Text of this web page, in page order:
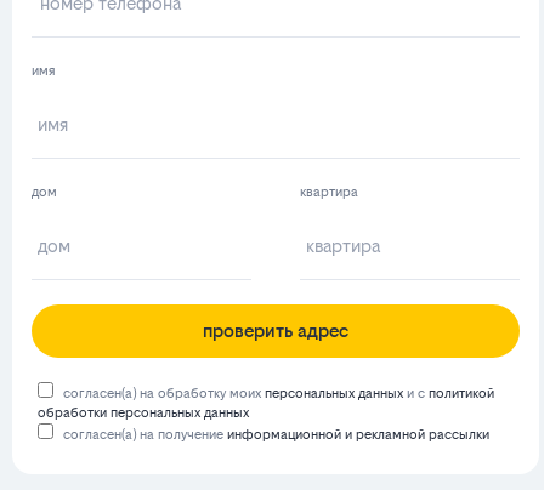
имя
дом квартира
проверить адрес
согласен(а) на обработку моих персональных данных и с политикой
обработки персональных данных
согласен(а) на получение информационной и рекламной рассылки